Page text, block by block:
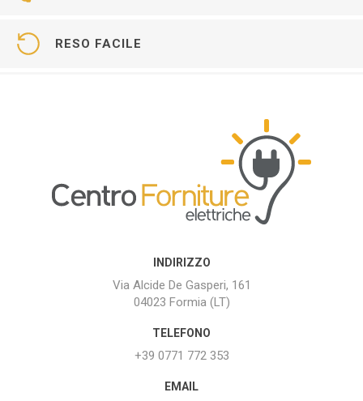
RESO FACILE
INDIRIZZO
Via Alcide De Gasperi, 161
04023 Formia (LT)
TELEFONO
+39 0771 772 353
EMAIL